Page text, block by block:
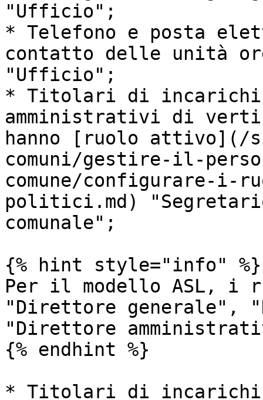
"Ufficio";
* Telefono e posta
contatto delle unità
"Ufficio";
* Titolari di
amministrativi di
hanno [ruolo attivo](/
comuni/gestire-il-
comune/configurare-i-
politici.md)
comunale";
{% hint style="info" %}
Per il modello ASL, i
"Direttore generale",
"Direttore
{% endhint %}
* Titolari di